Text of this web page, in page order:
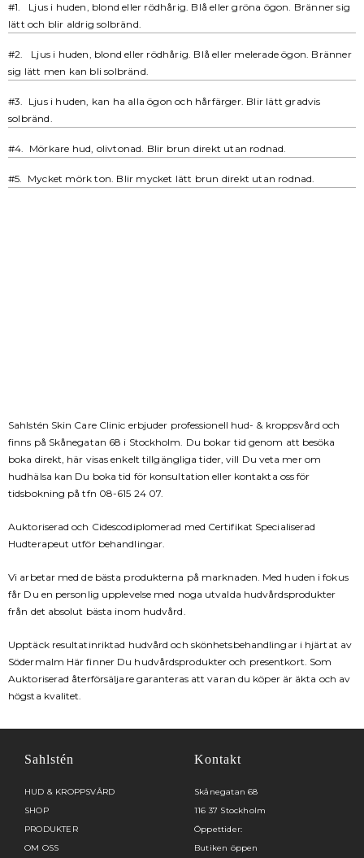
#1. Ljus i huden, blond eller rödhårig. Blå eller gröna ögon. Bränner sig
lätt och blir aldrig solbränd.
#2. Ljus i huden, blond eller rödhårig. Blå eller melerade ögon. Bränner
sig lätt men kan bli solbränd.
#3. Ljus i huden, kan ha alla ögon och hårfärger. Blir lätt gradvis
solbränd.
#4. Mörkare hud, olivtonad. Blir brun direkt utan rodnad.
#5. Mycket mörk ton. Blir mycket lätt brun direkt utan rodnad.
Sahlstén Skin Care Clinic erbjuder professionell hud- & kroppsvård och
finns på Skånegatan 68 i Stockholm. Du bokar tid genom att besöka
boka direkt, här visas enkelt tillgängliga tider, vill Du veta mer om
hudhälsa kan Du boka tid för konsultation eller kontakta oss för
tidsbokning på tfn 08-615 24 07.
Auktoriserad och Cidescodiplomerad med Certifikat Specialiserad
Hudterapeut utför behandlingar.
Vi arbetar med de bästa produkterna på marknaden. Med huden i fokus
får Du en personlig upplevelse med noga utvalda hudvårdsprodukter
från det absolut bästa inom hudvård.
Upptäck resultatinriktad hudvård och skönhetsbehandlingar i hjärtat av
Södermalm Här finner Du hudvårdsprodukter och presentkort. Som
Auktoriserad återförsäljare garanteras att varan du köper är äkta och av
högsta kvalitet.
Sahlstén
HUD & KROPPSVÅRD
SHOP
PRODUKTER
OM OSS
Kontakt
Skånegatan 68
116 37 Stockholm
Öppettider:
Butiken öppen